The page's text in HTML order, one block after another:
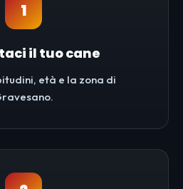
1
il tuo cane
età e la zona di